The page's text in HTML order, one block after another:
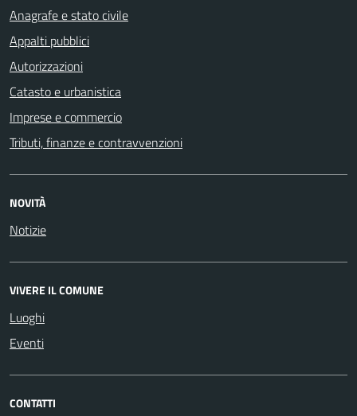
Anagrafe e stato civile
Appalti pubblici
Autorizzazioni
Catasto e urbanistica
Imprese e commercio
Tributi, finanze e contravvenzioni
NOVITÀ
Notizie
VIVERE IL COMUNE
Luoghi
Eventi
CONTATTI